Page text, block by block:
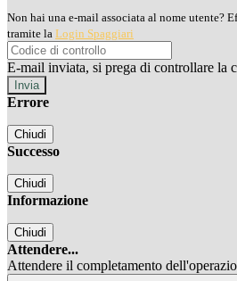
Non hai una e-mail associata al nome utente?
tramite la Login Spaggiari
E-mail inviata, si prega di controllare la
Errore
Chiudi
Successo
Chiudi
Informazione
Chiudi
Attendere...
Attendere il completamento